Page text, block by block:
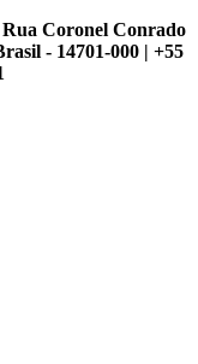
Coronel Conrado
- 14701-000 | +55